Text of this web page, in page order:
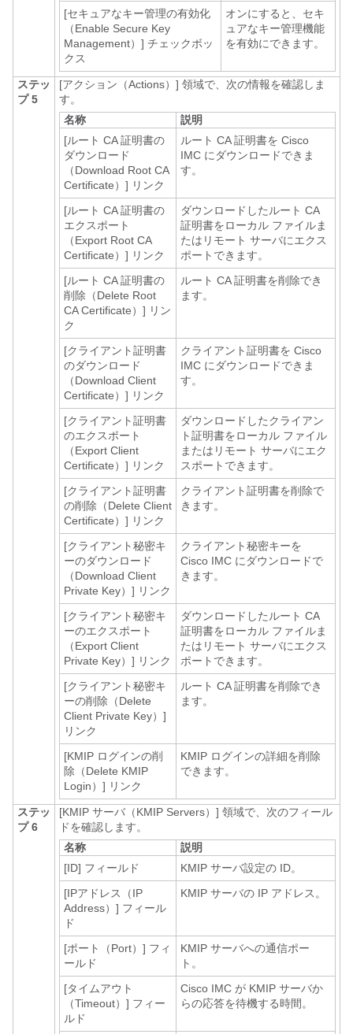
[セキュアなキー管理の有効化
（Enable Secure Key
Management）] チェックボッ
クス
オンにすると、セキ
ュアなキー管理機能
を有効にできます。
ステッ
プ 5
[アクション（Actions）] 領域で、次の情報を確認しま
す。
名称
説明
[ルート CA 証明書の
ダウンロード
（Download Root CA
Certificate）] リンク
ルート CA 証明書を Cisco
IMC にダウンロードできま
す。
[ルート CA 証明書の
エクスポート
（Export Root CA
Certificate）] リンク
ダウンロードしたルート CA
証明書をローカル ファイルま
たはリモート サーバにエクス
ポートできます。
[ルート CA 証明書の
削除（Delete Root
CA Certificate）] リン
ク
ルート CA 証明書を削除でき
ます。
[クライアント証明書
のダウンロード
（Download Client
Certificate）] リンク
クライアント証明書を Cisco
IMC にダウンロードできま
す。
[クライアント証明書
のエクスポート
（Export Client
Certificate）] リンク
ダウンロードしたクライアン
ト証明書をローカル ファイル
またはリモート サーバにエク
スポートできます。
[クライアント証明書
の削除（Delete Client
Certificate）] リンク
クライアント証明書を削除で
きます。
[クライアント秘密キ
ーのダウンロード
（Download Client
Private Key）] リンク
クライアント秘密キーを
Cisco IMC にダウンロードで
きます。
[クライアント秘密キ
ーのエクスポート
（Export Client
Private Key）] リンク
ダウンロードしたルート CA
証明書をローカル ファイルま
たはリモート サーバにエクス
ポートできます。
[クライアント秘密キ
ーの削除（Delete
Client Private Key）]
リンク
ルート CA 証明書を削除でき
ます。
[KMIP ログインの削
除（Delete KMIP
Login）] リンク
KMIP ログインの詳細を削除
できます。
ステッ
プ 6
[KMIP サーバ（KMIP Servers）] 領域で、次のフィール
ドを確認します。
名称
説明
[ID] フィールド
KMIP サーバ設定の ID。
[IPアドレス（IP
Address）] フィール
ド
KMIP サーバの IP アドレス。
[ポート（Port）] フィ
ールド
KMIP サーバへの通信ポー
ト。
[タイムアウト
（Timeout）] フィー
ルド
Cisco IMC が KMIP サーバか
らの応答を待機する時間。